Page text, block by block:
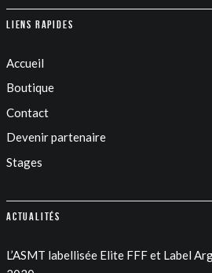
Liens rapides
Accueil
Boutique
Contact
Devenir partenaire
Stages
Actualités
L’ASMT labellisée Elite FFF et Label